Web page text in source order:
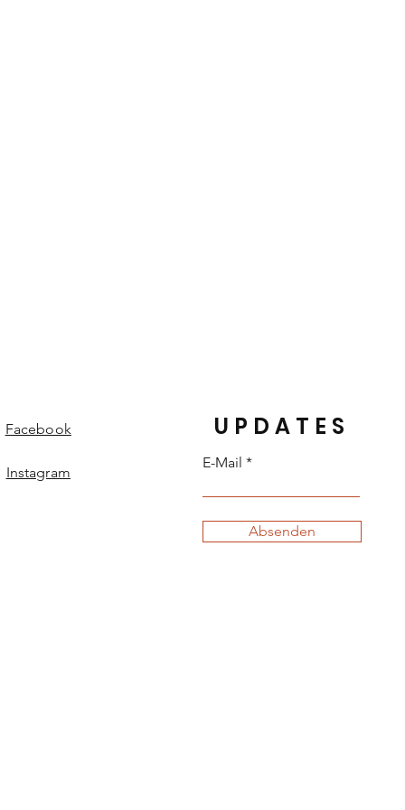
Facebook
Instagram
UPDATES
E-Mail
Absenden